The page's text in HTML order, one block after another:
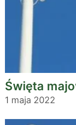
Święta
1 maja 2022